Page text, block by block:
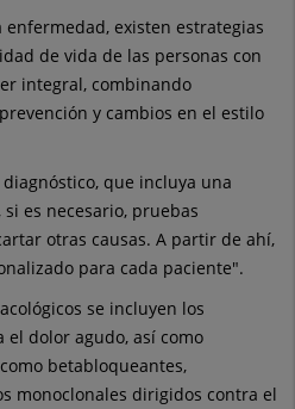
existen estrategias
de vida de las personas con
integral, combinando
y cambios en el estilo
que incluya una
es necesario, pruebas
otras causas. A partir de ahí,
para cada paciente".
se incluyen los
dolor agudo, así como
betabloqueantes,
monoclonales dirigidos contra el